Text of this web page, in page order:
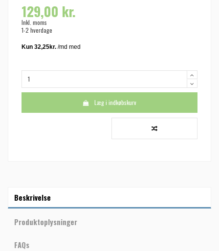
129,00 kr.
Inkl. moms
1-2 hverdage
Læg i indkøbskurv
Beskrivelse
Produktoplysninger
FAQs